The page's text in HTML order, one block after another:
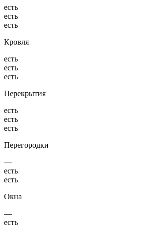
есть
есть
есть
Кровля
есть
есть
есть
Перекрытия
есть
есть
есть
Перегородки
—
есть
есть
Окна
—
есть